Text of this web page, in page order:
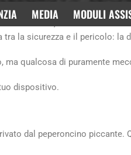
MEDIA MODULI
tra la sicurezza e il pericolo: la
ma qualcosa di puramente
dispositivo.
dal peperoncino